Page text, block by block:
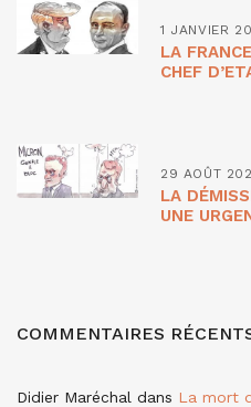
1 JANVIER
LA
CHEF
29 AOÛT
LA
UNE
COMMENTAIRES
Didier Maréchal dans La mort